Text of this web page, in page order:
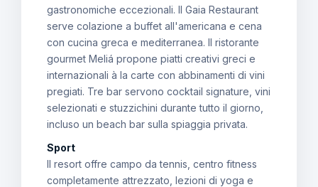
gastronomiche eccezionali. Il Gaia Restaurant
serve colazione a buffet all'americana e cena
con cucina greca e mediterranea. Il ristorante
gourmet Meliá propone piatti creativi greci e
internazionali à la carte con abbinamenti di vini
pregiati. Tre bar servono cocktail signature, vini
selezionati e stuzzichini durante tutto il giorno,
incluso un beach bar sulla spiaggia privata.
Sport
Il resort offre campo da tennis, centro fitness
completamente attrezzato, lezioni di yoga e